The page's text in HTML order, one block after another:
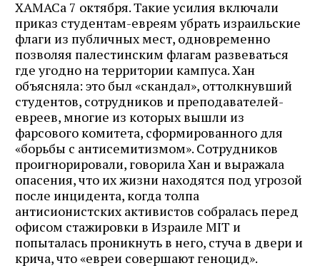
ХАМАСа 7 октября. Такие усилия включали
приказ студентам-евреям убрать израильские
флаги из публичных мест, одновременно
позволяя палестинским флагам развеваться
где угодно на территории кампуса. Хан
объясняла: это был «скандал», оттолкнувший
студентов, сотрудников и преподавателей-
евреев, многие из которых вышли из
фарсового комитета, сформированного для
«борьбы с антисемитизмом». Сотрудников
проигнорировали, говорила Хан и выражала
опасения, что их жизни находятся под угрозой
после инцидента, когда толпа
антисионистских активистов собралась перед
офисом стажировки в Израиле MIT и
попыталась проникнуть в него, стуча в двери и
крича, что «евреи совершают геноцид».